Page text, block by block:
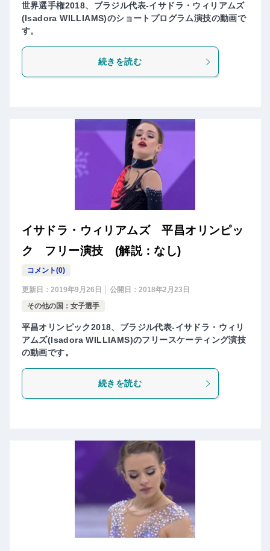
世界選手権2018、ブラジル代表-イサドラ・ウィリアムズ
(Isadora WILLIAMS)のショートプログラム演技の動画で
す。
続きを読む
イサドラ・ウィリアムズ 平昌オリンピッ
ク フリー演技 (解説：なし)
コメント(0)
更新日： 2019年9月26日 公開日： 2018年2月23日
その他の国：女子選手
平昌オリンピック2018、ブラジル代表-イサドラ・ウィリ
アムズ(Isadora WILLIAMS)のフリースケーティング演技
の動画です。
続きを読む